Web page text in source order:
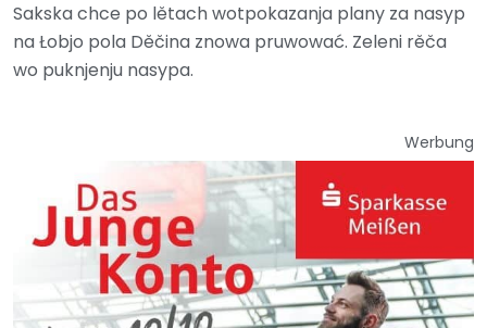
Sakska chce po lětach wotpokazanja plany za nasyp
na Łobjo pola Děčina znowa pruwować. Zeleni rěča
wo puknjenju nasypa.
Werbung